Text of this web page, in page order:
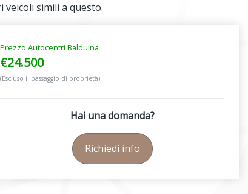
veicoli simili a questo.
Prezzo Autocentri Balduina
€24.500
(Escluso il passaggio di proprietà)
Hai una domanda?
Richiedi info